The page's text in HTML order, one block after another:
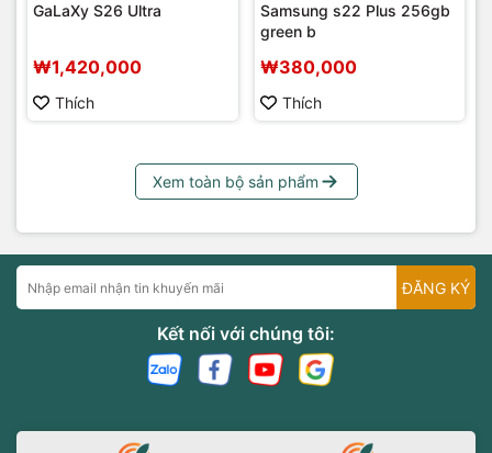
GaLaXy S26 Ultra
₩1,420,000
Thích
Samsung s22 Plus 256gb
green b
₩380,000
Thích
Xem toàn bộ sản phẩm
ĐĂNG KÝ
Kết nối với chúng tôi: